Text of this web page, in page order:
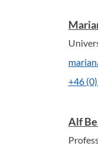
+46
Alf